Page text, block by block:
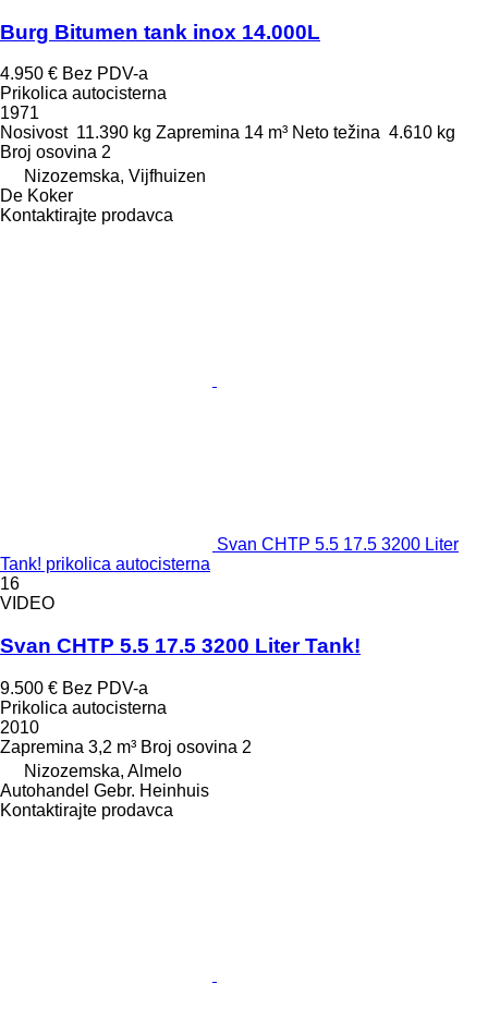
Burg Bitumen tank inox 14.000L
4.950 € Bez PDV-a
Prikolica autocisterna
1971
Nosivost 11.390 kg Zapremina 14 m³ Neto težina 4.610 kg
Broj osovina 2
Nizozemska, Vijfhuizen
De Koker
Kontaktirajte prodavca
Svan CHTP 5.5 17.5 3200 Liter
Tank! prikolica autocisterna
16
VIDEO
Svan CHTP 5.5 17.5 3200 Liter Tank!
9.500 € Bez PDV-a
Prikolica autocisterna
2010
Zapremina 3,2 m³ Broj osovina 2
Nizozemska, Almelo
Autohandel Gebr. Heinhuis
Kontaktirajte prodavca